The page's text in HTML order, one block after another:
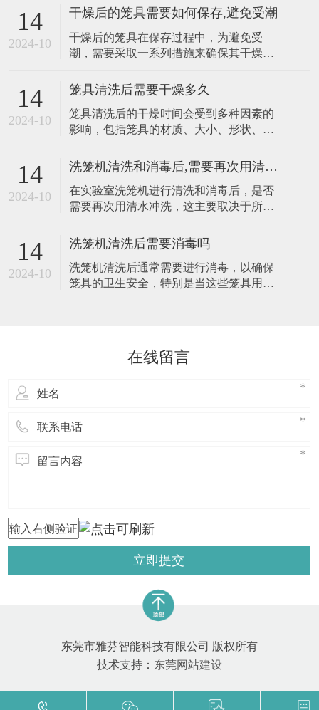
洁的特性，是实验室中常用的笼具之一。
实验室洗笼机能够高效清洗不锈钢笼具，
去除表面的污渍和残留物，并通过高温消
毒功能杀灭细菌和病毒。 铝制：铝制笼具
验动
14
2024-10
干燥后的笼具需要如何保存,避免受潮
干燥后的笼具在保存过程中，为避免受
潮，需要采取一系列措施来确保其干燥和
放环境控制 保持干燥：选择干燥、通风良
好的存放区域，避免笼具直接接触地面或
潮湿的墙面。 温度控制：如果条件允许，
可以将笼具存放在恒温恒湿的环境中，以
14
2024-10
笼具清洗后需要干燥多久
笼具清洗后的干燥时间会受到多种因素的
影响，包括笼具的材质、大小、形状、清
干燥方法等。因此，无法给出一个固定的
干燥时间。不过，我可以根据一般情况提
供一些建议： 1. 自然干燥 如果采用自然干
燥的方式，即将清洗后的笼具放置在通风
时
14
2024-10
洗笼机清洗和消毒后,需要再次用清水冲洗吗
在实验室洗笼机进行清洗和消毒后，是否
需要再次用清水冲洗，这主要取决于所使
途。 一般来说，如果消毒剂是低毒、无残
留或易于被水冲去的类型，且清洗和消毒
程序已经足够彻底，那么可能不需要再次
用清水冲洗。然而，为了确保笼具表面无
14
2024-10
洗笼机清洗后需要消毒吗
洗笼机清洗后通常需要进行消毒，以确保
笼具的卫生安全，特别是当这些笼具用于
去除笼具表面的污渍、食物残渣、动物毛
在线留言
立即提交
东莞市雅芬智能科技有限公司 版权所有
技术支持： 东莞网站建设